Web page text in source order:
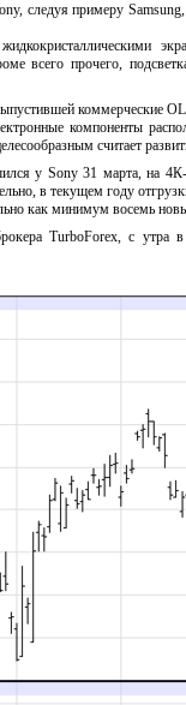
следуя примеру
всего прочего,
коммерческие
компоненты
считает
у Sony 31 марта, на
в текущем году
как минимум восемь
TurboForex, с